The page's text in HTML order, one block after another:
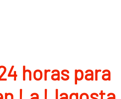
horas para